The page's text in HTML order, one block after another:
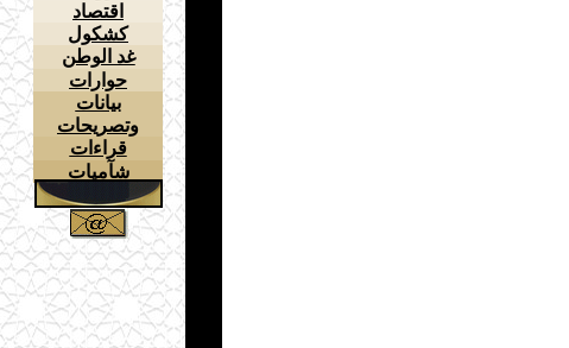
اقتصاد
كشكول
غد الوطن
حوارات
بيانات
وتصريحات
قراءات
شآميات